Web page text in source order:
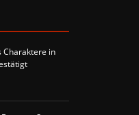
Charaktere in